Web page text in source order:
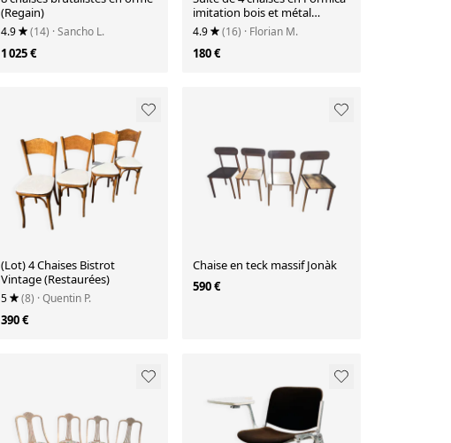
(Regain)
4.9 (14) · Sancho L.
1 025 €
imitation bois et métal
chromé - 1970
4.9 (16) · Florian M.
180 €
(Lot) 4 Chaises Bistrot
Vintage (Restaurées)
5 (8) · Quentin P.
390 €
Chaise en teck massif Jonàk
590 €